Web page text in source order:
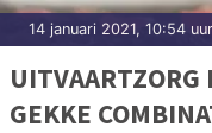
14 januari 2021, 10:54 uur
UITVAARTZORG
GEKKE